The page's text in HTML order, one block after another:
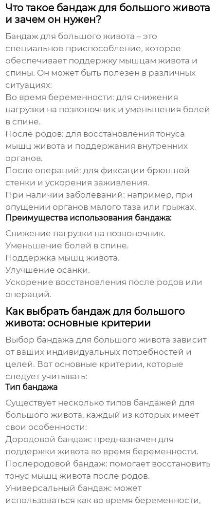
Что такое бандаж для большого живота
и зачем он нужен?
Бандаж для большого живота – это
специальное приспособление, которое
обеспечивает поддержку мышцам живота и
спины. Он может быть полезен в различных
ситуациях:
Во время беременности: для снижения
нагрузки на позвоночник и уменьшения болей
в спине.
После родов: для восстановления тонуса
мышц живота и поддержания внутренних
органов.
После операций: для фиксации брюшной
стенки и ускорения заживления.
При наличии заболеваний: например, при
опущении органов малого таза или грыжах.
Преимущества использования бандажа:
Снижение нагрузки на позвоночник.
Уменьшение болей в спине.
Поддержка мышц живота.
Улучшение осанки.
Ускорение восстановления после родов или
операций.
Как выбрать бандаж для большого
живота: основные критерии
Выбор бандажа для большого живота зависит
от ваших индивидуальных потребностей и
целей. Вот основные критерии, которые
следует учитывать:
Тип бандажа
Существует несколько типов бандажей для
большого живота, каждый из которых имеет
свои особенности:
Дородовой бандаж: предназначен для
поддержки живота во время беременности.
Послеродовой бандаж: помогает восстановить
тонус мышц живота после родов.
Универсальный бандаж: может
использоваться как во время беременности,